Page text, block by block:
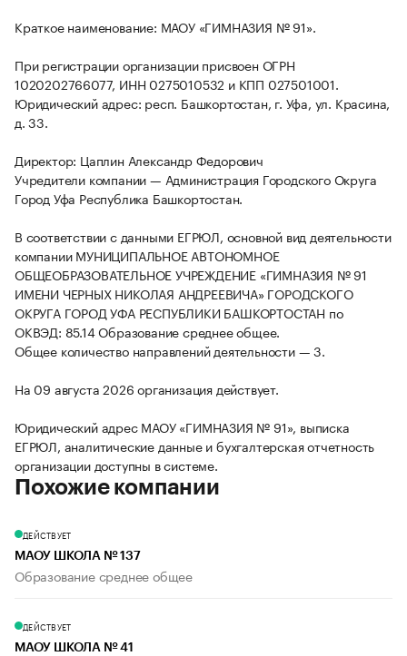
Краткое наименование: МАОУ «ГИМНАЗИЯ № 91».
При регистрации организации присвоен ОГРН
1020202766077, ИНН 0275010532 и КПП 027501001.
Юридический адрес: респ. Башкортостан, г. Уфа, ул. Красина,
д. 33.
Директор: Цаплин Александр Федорович
Учредители компании — Администрация Городского Округа
Город Уфа Республика Башкортостан.
В соответствии с данными ЕГРЮЛ, основной вид деятельности
компании МУНИЦИПАЛЬНОЕ АВТОНОМНОЕ
ОБЩЕОБРАЗОВАТЕЛЬНОЕ УЧРЕЖДЕНИЕ «ГИМНАЗИЯ № 91
ИМЕНИ ЧЕРНЫХ НИКОЛАЯ АНДРЕЕВИЧА» ГОРОДСКОГО
ОКРУГА ГОРОД УФА РЕСПУБЛИКИ БАШКОРТОСТАН по
ОКВЭД: 85.14 Образование среднее общее.
Общее количество направлений деятельности — 3.
На 09 августа 2026 организация действует.
Юридический адрес МАОУ «ГИМНАЗИЯ № 91», выписка
ЕГРЮЛ, аналитические данные и бухгалтерская отчетность
организации доступны в системе.
Похожие компании
ДЕЙСТВУЕТ
МАОУ ШКОЛА № 137
Образование среднее общее
ДЕЙСТВУЕТ
МАОУ ШКОЛА № 41